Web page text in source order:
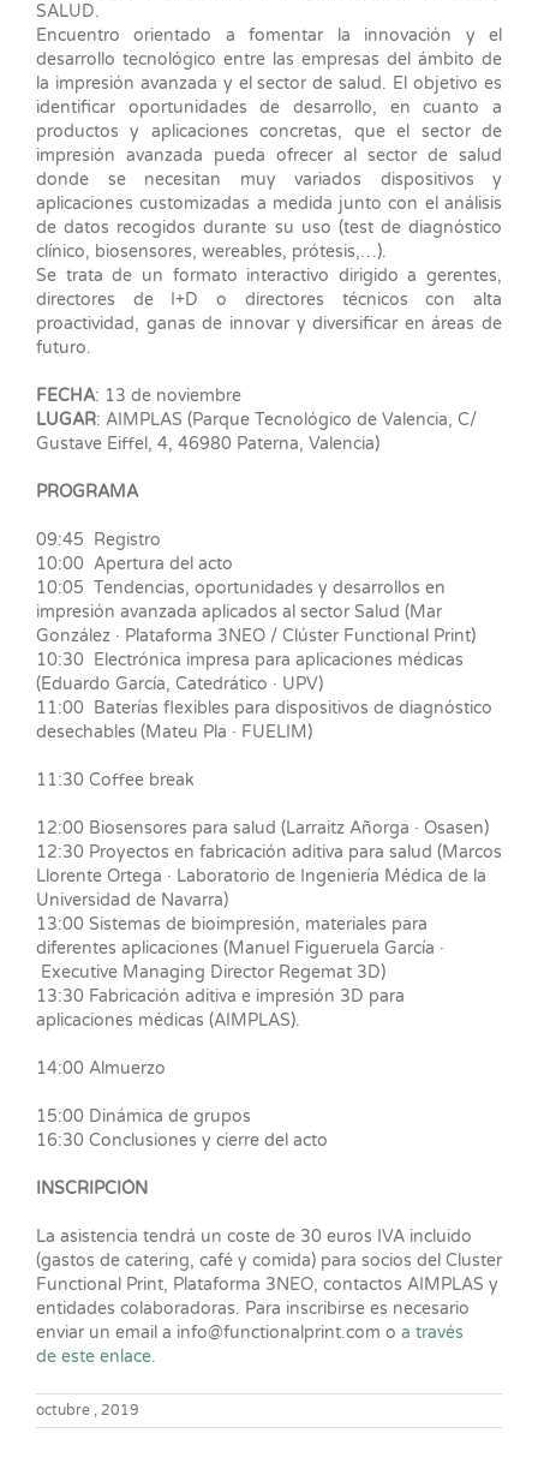
SALUD.
Encuentro orientado a fomentar la innovación y el
desarrollo tecnológico entre las empresas del ámbito de
la impresión avanzada y el sector de salud. El objetivo es
identificar oportunidades de desarrollo, en cuanto a
productos y aplicaciones concretas, que el sector de
impresión avanzada pueda ofrecer al sector de salud
donde se necesitan muy variados dispositivos y
aplicaciones customizadas a medida junto con el análisis
de datos recogidos durante su uso (test de diagnóstico
clínico, biosensores, wereables, prótesis,…).
Se trata de un formato interactivo dirigido a gerentes,
directores de I+D o directores técnicos con alta
proactividad, ganas de innovar y diversificar en áreas de
futuro.
FECHA: 13 de noviembre
LUGAR: AIMPLAS (Parque Tecnológico de Valencia, C/
Gustave Eiffel, 4, 46980 Paterna, Valencia)
PROGRAMA
09:45 Registro
10:00 Apertura del acto
10:05 Tendencias, oportunidades y desarrollos en
impresión avanzada aplicados al sector Salud (Mar
González · Plataforma 3NEO / Clúster Functional Print)
10:30 Electrónica impresa para aplicaciones médicas
(Eduardo García, Catedrático · UPV)
11:00 Baterías flexibles para dispositivos de diagnóstico
desechables (Mateu Pla · FUELIM)
11:30 Coffee break
12:00 Biosensores para salud (Larraitz Añorga · Osasen)
12:30 Proyectos en fabricación aditiva para salud (Marcos
Llorente Ortega · Laboratorio de Ingeniería Médica de la
Universidad de Navarra)
13:00 Sistemas de bioimpresión, materiales para
diferentes aplicaciones (Manuel Figueruela García ·
Executive Managing Director Regemat 3D)
13:30 Fabricación aditiva e impresión 3D para
aplicaciones médicas (AIMPLAS).
14:00 Almuerzo
15:00 Dinámica de grupos
16:30 Conclusiones y cierre del acto
INSCRIPCIÓN
La asistencia tendrá un coste de 30 euros IVA incluido
(gastos de catering, café y comida) para socios del Cluster
Functional Print, Plataforma 3NEO, contactos AIMPLAS y
entidades colaboradoras. Para inscribirse es necesario
enviar un email a info@functionalprint.com o a través
de este enlace.
octubre , 2019